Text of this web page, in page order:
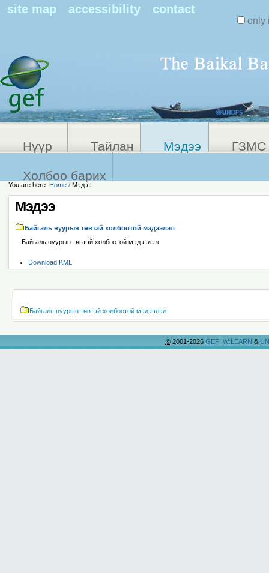
site map accessibility contact
only
Нүүр Тайлан Мэдээ ГЗМС
Холбоо барих
You are here: Home / Мэдээ
Мэдээ
Байгаль нуурын төвтэй холбоотой мэдээлэл
Байгаль нуурын төвтэй холбоотой мэдээлэл
Document
Actions
Download KML
Байгаль нуурын төвтэй холбоотой мэдээлэл
©2001-2026 GEF IW:LEARN &